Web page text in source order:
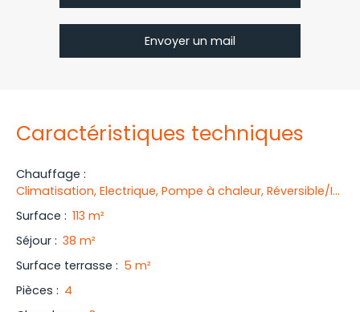
Envoyer un mail
Caractéristiques techniques
Chauffage :
Climatisation, Electrique, Pompe à chaleur, Réversible/Individuel
Surface : 113 m²
Séjour : 38 m²
Surface terrasse : 5 m²
Pièces : 4